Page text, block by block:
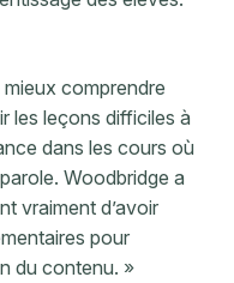
comprendre
les leçons difficiles à
dans les cours où
Woodbridge a
vraiment d’avoir
pour
du contenu. »